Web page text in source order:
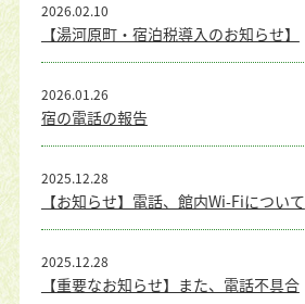
【湯河原町・宿泊税導入のお知らせ】
2026.02.10
宿の電話の報告
2026.01.26
【お知らせ】電話、館内Wi-Fiについて
2025.12.28
【重要なお知らせ】また、電話不具合
2025.12.28